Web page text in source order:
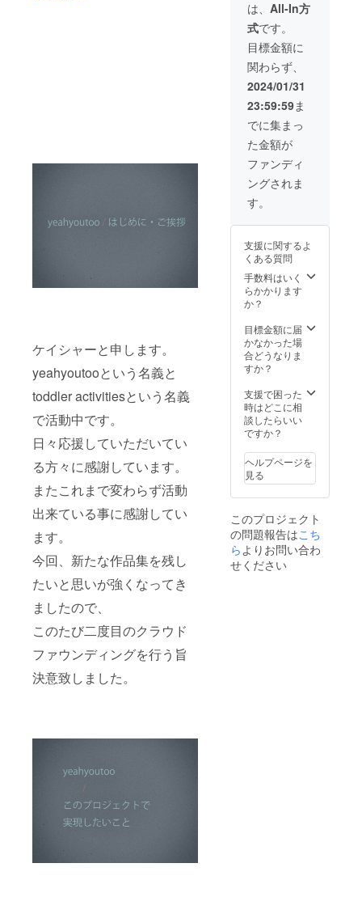
ケイシャーと申します。
yeahyoutooという名義と
toddler activitiesという名義
で活動中です。
日々応援していただいてい
る方々に感謝しています。
またこれまで変わらず活動
出来ている事に感謝してい
ます。
今回、新たな作品集を残し
たいと思いが強くなってき
ましたので、
このたび二度目のクラウド
ファウンディングを行う旨
決意致しました。
リクエ
ストが
ありま
したら
ご記入
をお願
いしま
す
容で 総
てリマ
スタリ
ングを
施し
48kHz/
24bitの
FLAC
ファイ
ルでお
送りし
ます ※
備考欄
などに
トのご
お願い
します
(後に
メール
にて送
際は記
載は結
構で
す。) 8
程度だ
と非常
に助か
りま
限は15
曲ま
で。
は、 All-In方
式です。
目標金額に
関わらず、
2024/01/31
23:59:59ま
でに集まっ
た金額が
ファンディ
ングされま
す。
支援に関するよ
くある質問
手数料はいく
らかかります
か？
目標金額に届
かなかった場
合どうなりま
すか？
支援で困った
時はどこに相
談したらいい
ですか？
ヘルプページを
見る
このプロジェクト
の問題報告はこち
ら よりお問い合わ
せください